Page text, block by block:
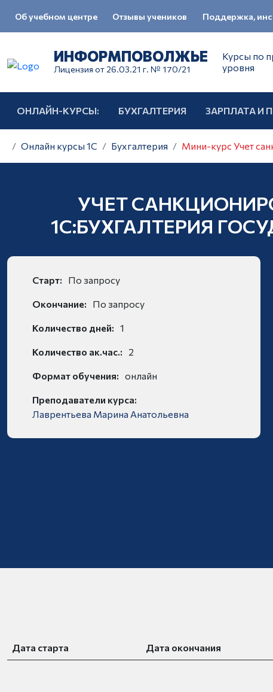
Об учебном центре Отзывы учеников Поддержка,
ИНФОРМПОВОЛЖЬЕ
Лицензия от 26.03.21 г. № 170/21
Курсы по
уровня
ОНЛАЙН-КУРСЫ: БУХГАЛТЕРИЯ ЗАРПЛАТА И
Онлайн курсы 1С Бухгалтерия Мини-курс Учет
УЧЕТ
1С:БУХГАЛТЕРИЯ
Старт: По запросу
Окончание: По запросу
Количество дней: 1
Количество ак.час.: 2
Формат обучения: онлайн
Преподаватели курса:
Лаврентьева Марина Анатольевна
Дата старта Дата окончания